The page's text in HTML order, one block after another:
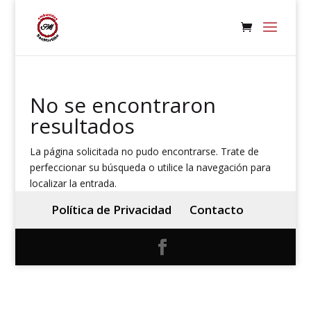
No se encontraron
resultados
La página solicitada no pudo encontrarse. Trate de
perfeccionar su búsqueda o utilice la navegación para
localizar la entrada.
Política de Privacidad Contacto